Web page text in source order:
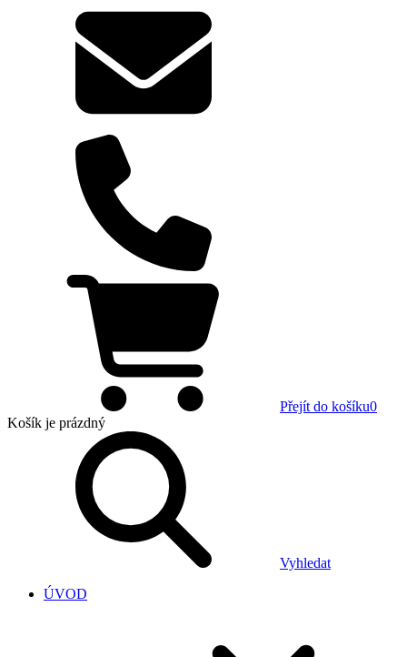
Přejít do košíku0
Košík je prázdný
Vyhledat
ÚVOD